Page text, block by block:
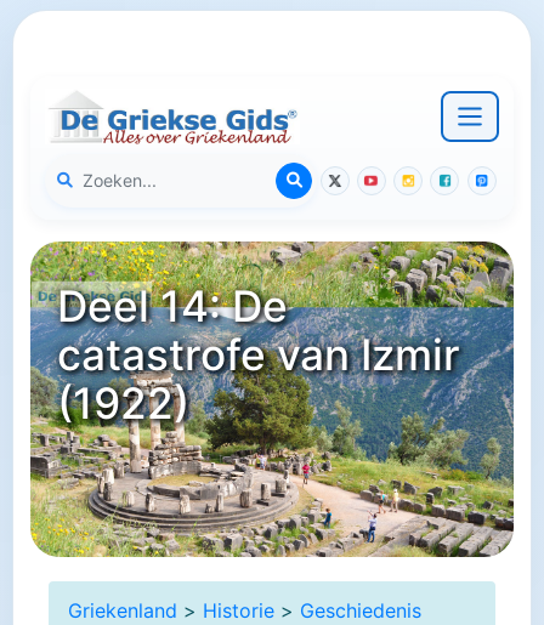
Deel 14: De
catastrofe van Izmir
(1922)
Griekenland > Historie > Geschiedenis